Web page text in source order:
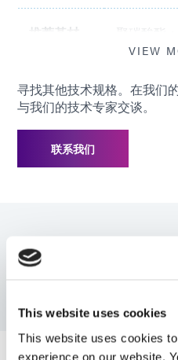
This website uses cookies
This website uses cookies
experience on our website.
推荐基材
聚碳酸酯
PETG；
VIEW
寻找其他技术规格。在我们
与我们的技术专家交谈。
联系我们
资源
产品代码：1181-M
指南：医疗器械胶粘剂（EN